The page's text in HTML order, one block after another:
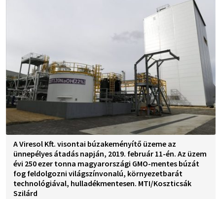
A Viresol Kft. visontai búzakeményítő üzeme az
ünnepélyes átadás napján, 2019. február 11-én. Az üzem
évi 250 ezer tonna magyarországi GMO-mentes búzát
fog feldolgozni világszínvonalú, környezetbarát
technológiával, hulladékmentesen. MTI/Koszticsák
Szilárd